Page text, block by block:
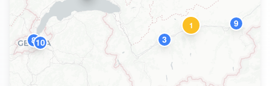
1
3
8
9
10